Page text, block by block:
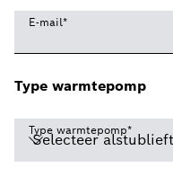
E-mail*
Type warmtepomp
Type warmtepomp*